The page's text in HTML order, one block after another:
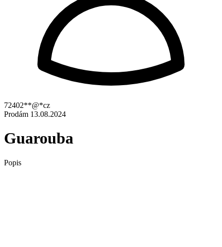
72402**@*cz
Prodám 13.08.2024
Guarouba
Popis